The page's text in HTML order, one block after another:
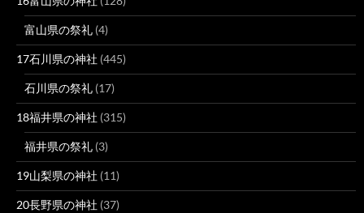
富山県の祭礼 (4)
17石川県の神社 (445)
石川県の祭礼 (17)
18福井県の神社 (315)
福井県の祭礼 (3)
19山梨県の神社 (11)
20長野県の神社 (37)